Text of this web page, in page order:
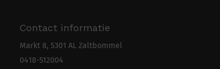
Contact informatie
Markt 8, 5301 AL Zaltbommel
0418-512004